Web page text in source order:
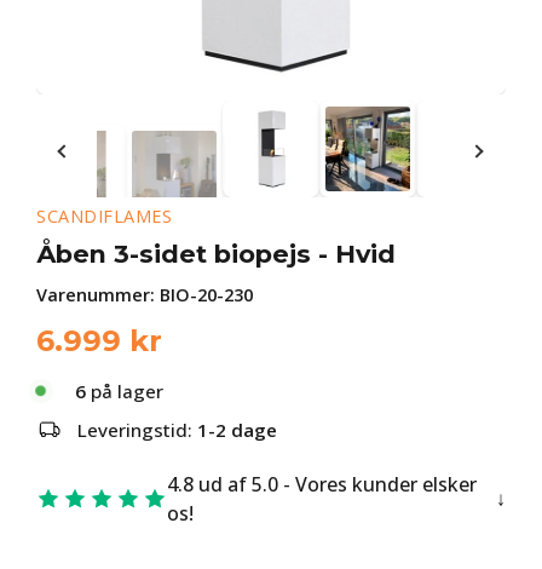
SCANDIFLAMES
Åben 3-sidet biopejs - Hvid
Varenummer: BIO-20-230
6.999 kr
6 på lager
Leveringstid: 1-2 dage
4.8 ud af 5.0 - Vores kunder elsker
os!